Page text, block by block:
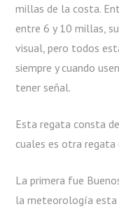
millas de la costa.
entre 6 y 10 millas,
visual, pero todos
siempre y cuando
tener señal.
Esta regata consta
cuales es otra regata
La primera fue
la meteorología esta